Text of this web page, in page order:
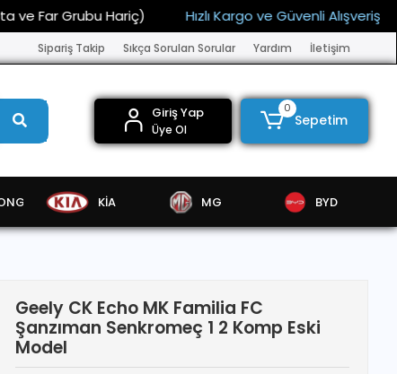
Grubu Hariç) Hızlı Kargo ve Güvenli Alışveriş
Sipariş Takip Sıkça Sorulan Sorular Yardım İletişim
Giriş Yap
Üye Ol
0
Sepetim
KİA MG BYD
Geely CK Echo MK Familia FC
Şanzıman Senkromeç 1 2 Komp Eski
Model